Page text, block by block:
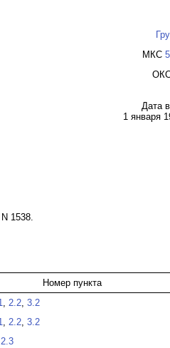
МКС
Дата
1 января
1538.
Номер пункта
,2.2,3.2
,2.2,3.2
2.3